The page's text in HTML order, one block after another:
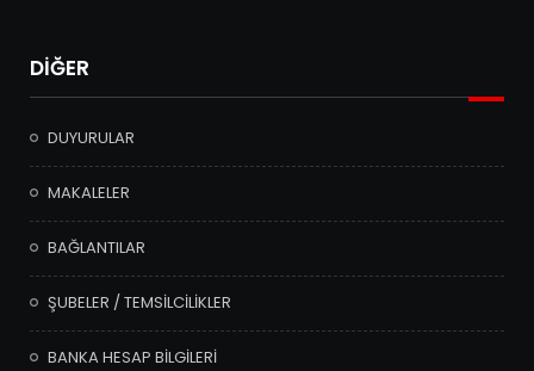
DİĞER
DUYURULAR
MAKALELER
BAĞLANTILAR
ŞUBELER / TEMSİLCİLİKLER
BANKA HESAP BİLGİLERİ